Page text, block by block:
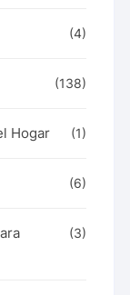
(4)
(138)
Hogar (1)
(6)
(3)